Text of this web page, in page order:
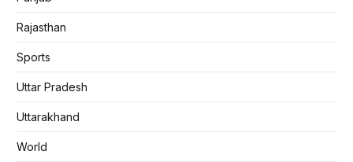
Rajasthan
Sports
Uttar Pradesh
Uttarakhand
World